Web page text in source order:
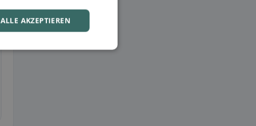
ALLE AKZEPTIEREN